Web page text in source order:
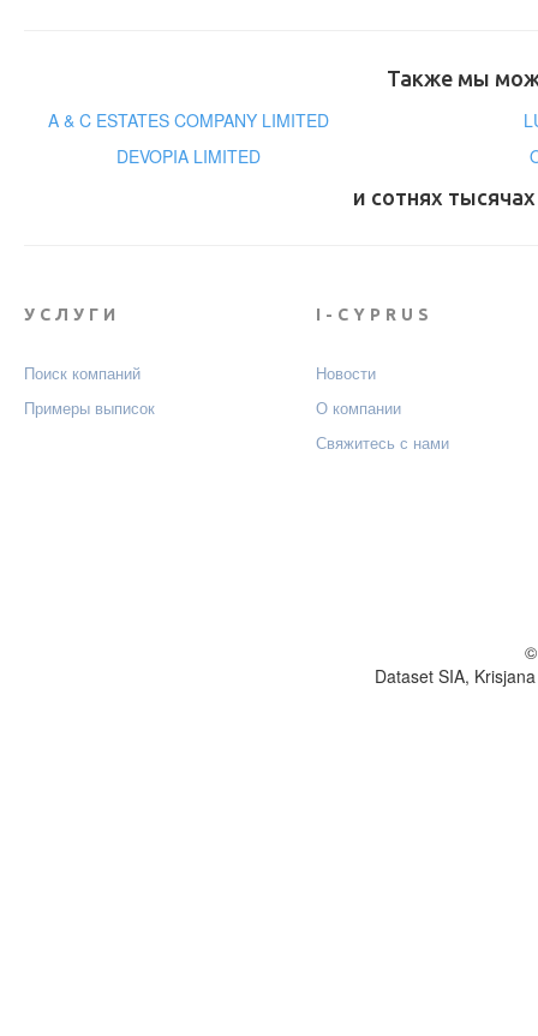
Также мы
A & C ESTATES COMPANY LIMITED
DEVOPIA LIMITED
и сотнях
УСЛУГИ
Поиск компаний
Примеры выписок
I-CYPRUS
Новости
О компании
Свяжитесь с нами
Dataset SIA,